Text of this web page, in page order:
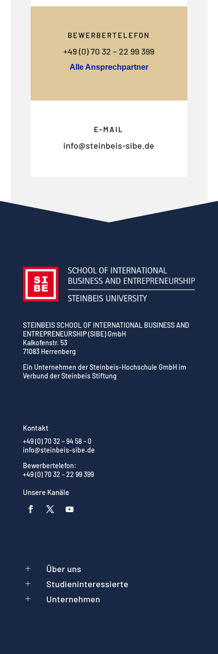
BEWERBERTELEFON
+49 (0) 70 32 – 22 99 399
Alle Ansprechpartner
E-MAIL
info@steinbeis-sibe.de
STEINBEIS SCHOOL OF INTERNATIONAL BUSINESS AND
ENTREPRENEURSHIP (SIBE) GmbH
Kalkofenstr. 53
71083 Herrenberg
Ein Unternehmen der Steinbeis-Hochschule GmbH im
Verbund der Steinbeis Stiftung
Kontakt
+49 (0) 70 32 – 94 58 – 0
info@steinbeis-sibe.de
Bewerbertelefon:
+49 (0) 70 32 – 22 99 399
Unsere Kanäle
L Über uns
L Studieninteressierte
L Unternehmen